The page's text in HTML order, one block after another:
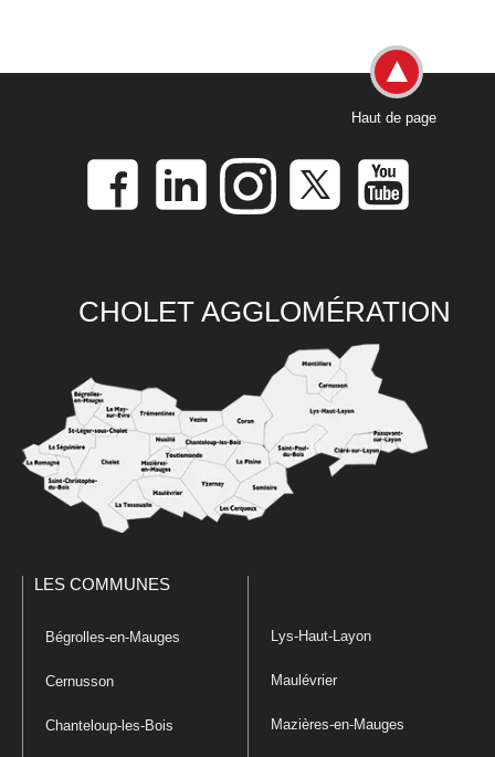
Haut de page
CHOLET AGGLOMÉRATION
LES COMMUNES
Bégrolles-en-Mauges
Cernusson
Chanteloup-les-Bois
Lys-Haut-Layon
Maulévrier
Mazières-en-Mauges